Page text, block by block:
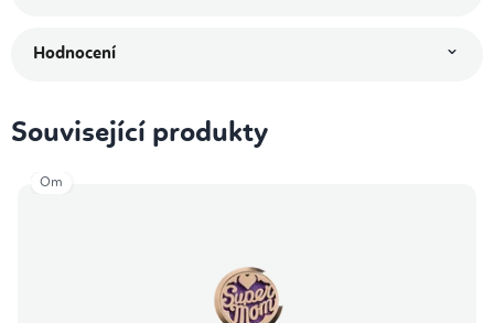
Hodnocení
Související produkty
Om